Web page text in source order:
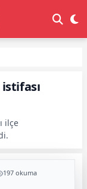
ilçe
197 okuma